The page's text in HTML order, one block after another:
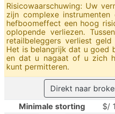
Risicowaarschuwing: Uw
zijn complexe
hefboomeffect een hoog
oplopende verliezen.
retailbeleggers verliest
Het is belangrijk dat u goed
en dat u nagaat of u zich
kunt permitteren.
Direkt naar
Minimale storting
$/